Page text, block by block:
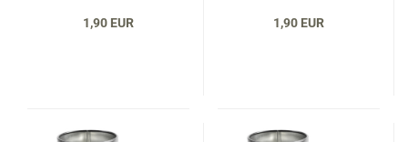
1,90 EUR 1,90 EUR